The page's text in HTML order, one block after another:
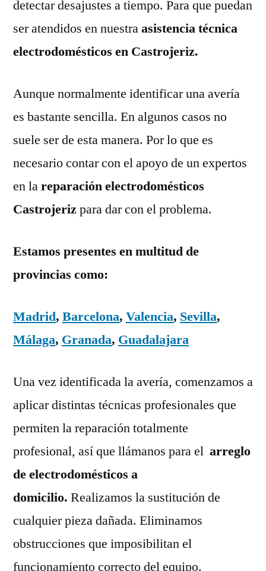
detectar desajustes a tiempo. Para que puedan
ser atendidos en nuestraasistencia técnica
electrodomésticos en Castrojeriz.
Aunque normalmente identificar una avería
es bastante sencilla. En algunos casos no
suele ser de esta manera. Por lo que es
necesario contar con el apoyo de un expertos
en lareparación electrodomésticos
Castrojerizpara dar con el problema.
Estamos presentes en multitud de
provincias como:
Madrid, Barcelona, Valencia, Sevilla,
Málaga, Granada, Guadalajara
Una vez identificada la avería, comenzamos a
aplicar distintas técnicas profesionales que
permiten la reparación totalmente
profesional, así que llámanos para el arreglo
de electrodomésticos a
domicilio. Realizamos la sustitución de
cualquier pieza dañada. Eliminamos
obstrucciones que imposibilitan el
funcionamiento correcto del equipo.